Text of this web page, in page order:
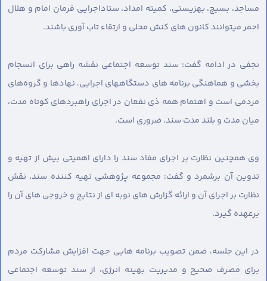
مساجد، بسیج، بهزیستی، کمیته امداد، ستاداجرایی فرمان امام و هلال
احمر میتوانند کانون های کنش محلی و ارتقاء تاب آوری باشند.
نجفی در ادامه گفت: سند توسعه اجتماعی نقشه راهی برای انسجام
بخشی و هماهنگی برنامه های دستگاههای اجرایی، نهادها و گروه‌های
مردمی است و اهتمام همه ذی نفعان در اجرای راهبردهای کوتاه مدت،
میان مدت و بلند مدت سند، ضروری است.
وی همچنین نظارت بر اجرای مفاد سند را دارای اهمیتی بیش از تهیه و
تدوین آن برشمرد و گفت: مجموعه پژوهشی تهیه کننده سند، نقش
نظارت بر اجرای آن و ارائه گزارش های نوبه ای از نتایج و خروجی های آن را
برعهده گیرد.
در این جلسه، ضمن تصویب برنامه هایی جهت افزایش مشارکت مردم
برای مصرف صحیح و مدیریت بهینه انرژی، از سند توسعه اجتماعی